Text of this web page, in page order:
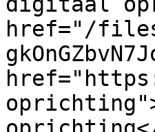
href="/files/